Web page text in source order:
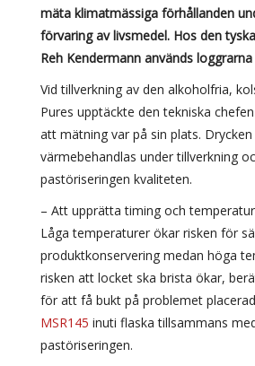
mäta klimatmässiga förhållanden
förvaring av livsmedel. Hos den
Reh Kendermann används
Vid tillverkning av den alkoholfria,
Pures upptäckte den tekniska
att mätning var på sin plats.
värmebehandlas under tillverkning
pastöriseringen kvaliteten.
– Att upprätta timing och
Låga temperaturer ökar risken för
produktkonservering medan höga
risken att locket ska brista ökar,
för att få bukt på problemet
MSR145 inuti flaska tillsammans
pastöriseringen.